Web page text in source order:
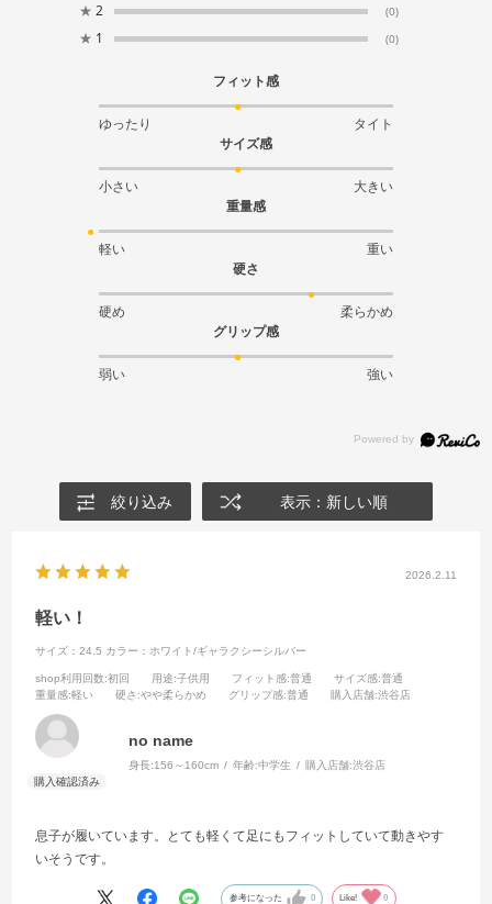
★ 2 (0)
★ 1 (0)
フィット感
ゆったり
タイト
サイズ感
小さい
大きい
重量感
軽い
重い
硬さ
硬め
柔らかめ
グリップ感
弱い 強い
絞り込み 表示：新しい順
2026.2.11
軽い！
サイズ：24.5 カラー：ホワイト/ギャラクシーシルバー
shop利用回数:初回 用途:子供用 フィット感:普通 サイズ感:普通
重量感:軽い 硬さ :やや柔らかめ グリップ感:普通 購入店舗:渋谷店
no name
身長:156～160cm 年齢:中学生 購入店舗:渋谷店
息子が履いています。とても軽くて足にもフィットしていて動きやす
いそうです。
参考になった 0 Like! 0